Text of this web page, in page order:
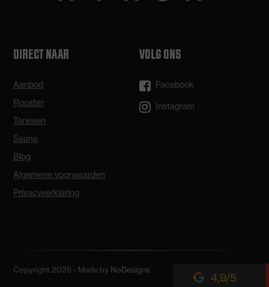
DIRECT NAAR
Aanbod
Rooster
Tarieven
Sauna
Blog
Algemene voorwaarden
Privacyverklaring
VOLG ONS
Facebook
Instagram
Copyright 2026 - Made by NoDesigns
4,9